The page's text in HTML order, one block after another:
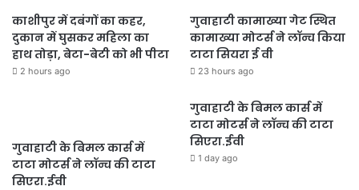
काशीपुर में दबंगों का कहर,
दुकान में घुसकर महिला का
हाथ तोड़ा, बेटा-बेटी को भी पीटा
2 hours ago
गुवाहाटी कामाख्या गेट स्थित
कामाख्या मोटर्स ने लॉन्च किया
टाटा सियरा ई वी
23 hours ago
गुवाहाटी के बिमल कार्स में
टाटा मोटर्स ने लॉन्च की टाटा
सिएरा.ईवी
गुवाहाटी के बिमल कार्स में
टाटा मोटर्स ने लॉन्च की टाटा
सिएरा.ईवी
1 day ago